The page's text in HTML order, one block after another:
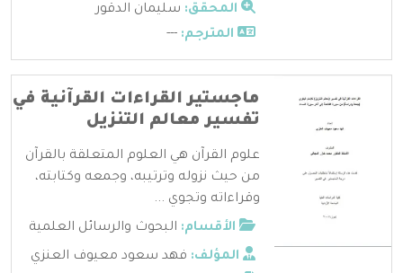
المحقق: سليمان الدقور
المترجم: ---
ماجستير القراءات القرآنية في
تفسير معالم التنزيل
علوم القرآن هي العلوم المتعلقة بالقرآن
من حيث نزوله وترتيبه، وجمعه وكتابته،
وقراءاته وتجوي ...
الأقسام: البحوث والرسائل العلمية
المؤلف: فهد سعود معيوف العنزي